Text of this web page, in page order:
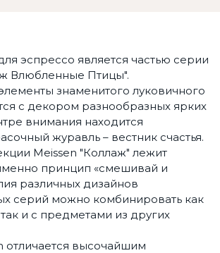
эспрессо является частью серии
Влюбленные Птицы".
знаменитого луковичного
с декором разнообразных ярких
внимания находится
журавль – вестник счастья.
Meissen "Коллаж" лежит
принцип «смешивай и
различных дизайнов
серий можно комбинировать как
и с предметами из других
отличается высочайшим